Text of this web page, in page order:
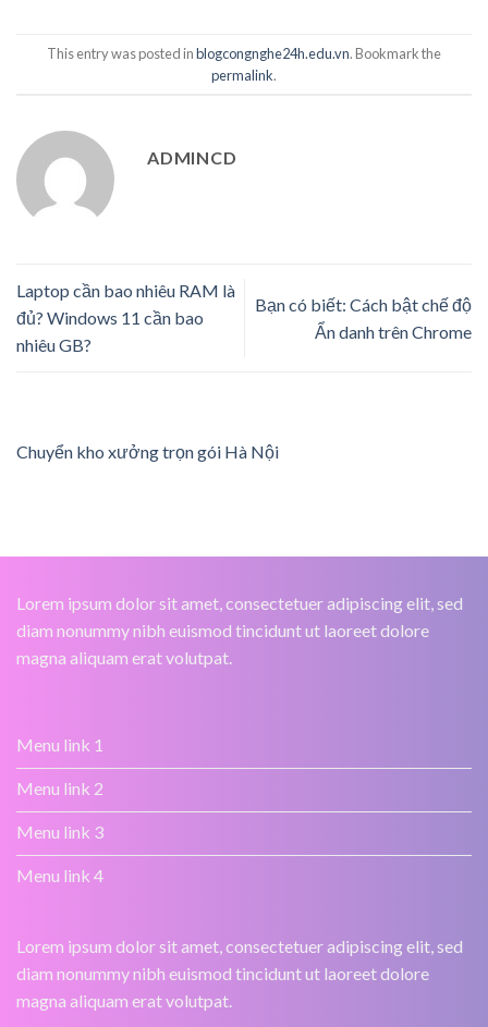
This entry was posted inblogcongnghe24h.edu.vn. Bookmark the
permalink.
ADMINCD
Laptop cần bao nhiêu RAM là
đủ? Windows 11 cần bao
nhiêu GB?
Bạn có biết: Cách bật chế độ
Ẩn danh trên Chrome
Chuyển kho xưởng trọn gói Hà Nội
Lorem ipsum dolor sit amet, consectetuer adipiscing elit, sed
diam nonummy nibh euismod tincidunt ut laoreet dolore
magna aliquam erat volutpat.
Menu link 1
Menu link 2
Menu link 3
Menu link 4
Lorem ipsum dolor sit amet, consectetuer adipiscing elit, sed
diam nonummy nibh euismod tincidunt ut laoreet dolore
magna aliquam erat volutpat.